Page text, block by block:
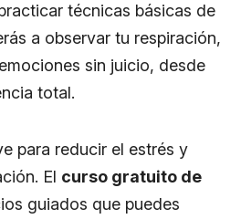
técnicas básicas de
a observar tu respiración,
sin juicio, desde
total.
para reducir el estrés y
El curso gratuito de
guiados que puedes